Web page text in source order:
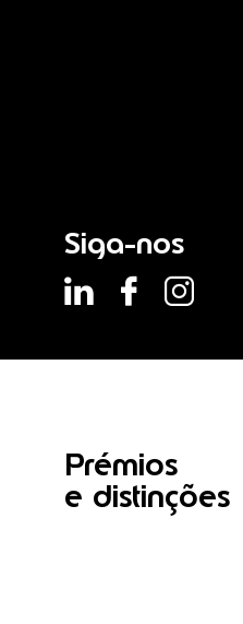
Siga-nos
Prémios
e distinções